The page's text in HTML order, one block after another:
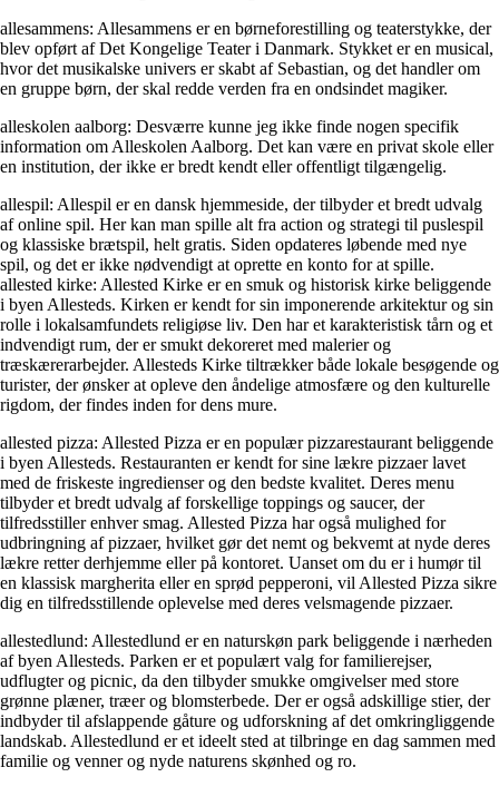
allesammens: Allesammens er en børneforestilling og teaterstykke, der
blev opført af Det Kongelige Teater i Danmark. Stykket er en musical,
hvor det musikalske univers er skabt af Sebastian, og det handler om
en gruppe børn, der skal redde verden fra en ondsindet magiker.
alleskolen aalborg: Desværre kunne jeg ikke finde nogen specifik
information om Alleskolen Aalborg. Det kan være en privat skole eller
en institution, der ikke er bredt kendt eller offentligt tilgængelig.
allespil: Allespil er en dansk hjemmeside, der tilbyder et bredt udvalg
af online spil. Her kan man spille alt fra action og strategi til puslespil
og klassiske brætspil, helt gratis. Siden opdateres løbende med nye
spil, og det er ikke nødvendigt at oprette en konto for at spille.
allested kirke: Allested Kirke er en smuk og historisk kirke beliggende
i byen Allesteds. Kirken er kendt for sin imponerende arkitektur og sin
rolle i lokalsamfundets religiøse liv. Den har et karakteristisk tårn og et
indvendigt rum, der er smukt dekoreret med malerier og
træskærerarbejder. Allesteds Kirke tiltrækker både lokale besøgende og
turister, der ønsker at opleve den åndelige atmosfære og den kulturelle
rigdom, der findes inden for dens mure.
allested pizza: Allested Pizza er en populær pizzarestaurant beliggende
i byen Allesteds. Restauranten er kendt for sine lækre pizzaer lavet
med de friskeste ingredienser og den bedste kvalitet. Deres menu
tilbyder et bredt udvalg af forskellige toppings og saucer, der
tilfredsstiller enhver smag. Allested Pizza har også mulighed for
udbringning af pizzaer, hvilket gør det nemt og bekvemt at nyde deres
lækre retter derhjemme eller på kontoret. Uanset om du er i humør til
en klassisk margherita eller en sprød pepperoni, vil Allested Pizza sikre
dig en tilfredsstillende oplevelse med deres velsmagende pizzaer.
allestedlund: Allestedlund er en naturskøn park beliggende i nærheden
af byen Allesteds. Parken er et populært valg for familierejser,
udflugter og picnic, da den tilbyder smukke omgivelser med store
grønne plæner, træer og blomsterbede. Der er også adskillige stier, der
indbyder til afslappende gåture og udforskning af det omkringliggende
landskab. Allestedlund er et ideelt sted at tilbringe en dag sammen med
familie og venner og nyde naturens skønhed og ro.